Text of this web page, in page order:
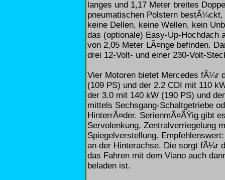
langes und 1,17 Meter breites
pneumatischen Polstern
keine Dellen, keine Wellen, kein
das (optionale) Easy-Up-Hochdach
von 2,05 Meter LÃ¤nge befinden.
drei 12-Volt- und einer 230-Volt-
Vier Motoren bietet Mercedes fÃ¼r
(109 PS) und der 2.2 CDI mit 110
der 3.0 mit 140 kW (190 PS) und
mittels Sechsgang-Schaltgetriebe
HinterrÃ¤der. SerienmÃ¤ÃŸig gibt
Servolenkung, Zentralverriegelung
Spiegelverstellung.
an der Hinterachse. Die sorgt fÃ¼r
das Fahren mit dem Viano auch
beladen ist.